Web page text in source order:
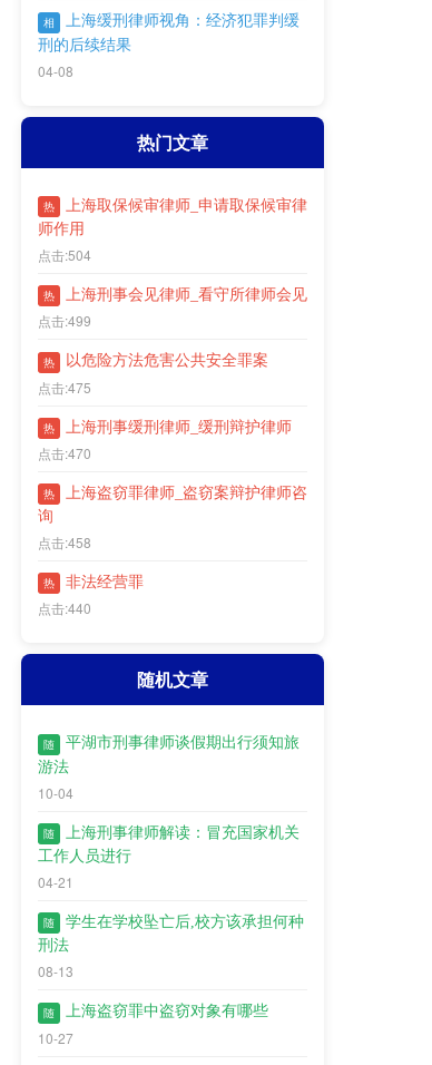
相
上海缓刑律师视角：经济犯罪判缓
刑的后续结果
04-08
热门文章
热
上海取保候审律师_申请取保候审律
师作用
点击:504
热 上海刑事会见律师_看守所律师会见
点击:499
热 以危险方法危害公共安全罪案
点击:475
热 上海刑事缓刑律师_缓刑辩护律师
点击:470
热
上海盗窃罪律师_盗窃案辩护律师咨
询
点击:458
热 非法经营罪
点击:440
随机文章
随
平湖市刑事律师谈假期出行须知旅
游法
10-04
随
上海刑事律师解读：冒充国家机关
工作人员进行
04-21
随
学生在学校坠亡后,校方该承担何种
刑法
08-13
随 上海盗窃罪中盗窃对象有哪些
10-27